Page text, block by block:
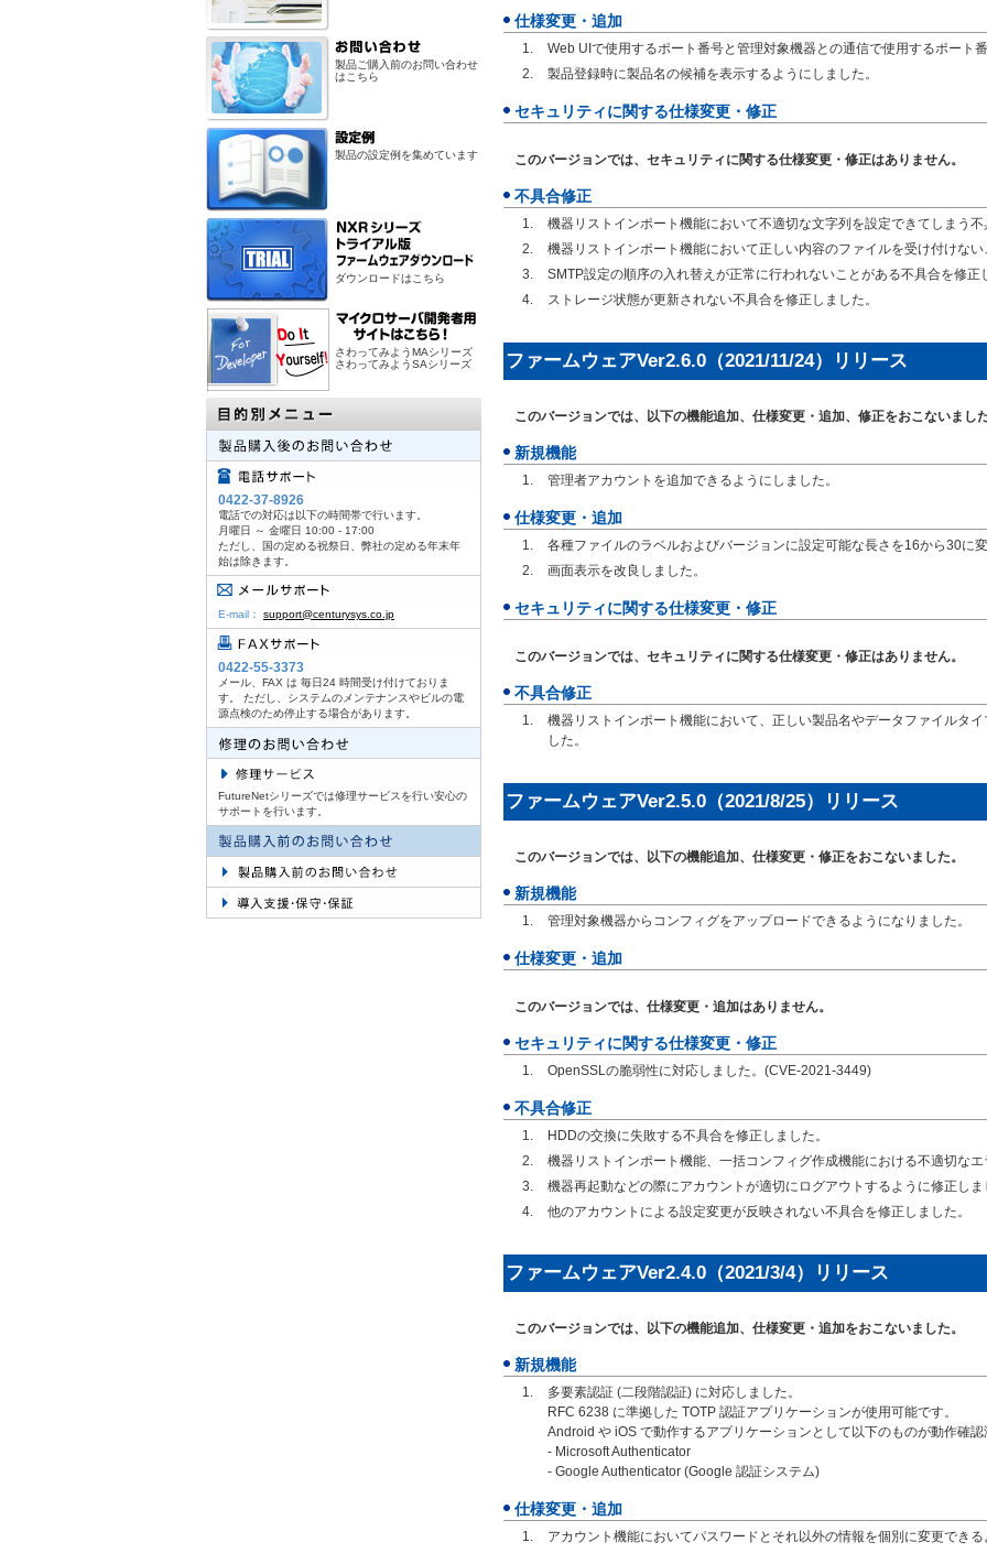
仕様変更・追加
Web UIで使用するポート番号と管理対象機器との通信で使用するポート
製品登録時に製品名の候補を表示するようにしました。
セキュリティに関する仕様変更・修正
このバージョンでは、セキュリティに関する仕様変更・修正はありません。
不具合修正
機器リストインポート機能において不適切な文字列を設定できてしまう不
機器リストインポート機能において正しい内容のファイルを受け付けない
SMTP設定の順序の入れ替えが正常に行われないことがある不具合を修正
ストレージ状態が更新されない不具合を修正しました。
ファームウェアVer2.6.0（2021/11/24）リリース
このバージョンでは、以下の機能追加、仕様変更・追加、修正をおこないました
新規機能
管理者アカウントを追加できるようにしました。
仕様変更・追加
各種ファイルのラベルおよびバージョンに設定可能な長さを16から30に変
画面表示を改良しました。
セキュリティに関する仕様変更・修正
このバージョンでは、セキュリティに関する仕様変更・修正はありません。
不具合修正
機器リストインポート機能において、正しい製品名やデータファイルタ
した。
ファームウェアVer2.5.0（2021/8/25）リリース
このバージョンでは、以下の機能追加、仕様変更・修正をおこないました。
新規機能
管理対象機器からコンフィグをアップロードできるようになりました。
仕様変更・追加
このバージョンでは、仕様変更・追加はありません。
セキュリティに関する仕様変更・修正
OpenSSLの脆弱性に対応しました。(CVE-2021-3449)
不具合修正
HDDの交換に失敗する不具合を修正しました。
機器リストインポート機能、一括コンフィグ作成機能における不適切なエ
機器再起動などの際にアカウントが適切にログアウトするように修正しま
他のアカウントによる設定変更が反映されない不具合を修正しました。
ファームウェアVer2.4.0（2021/3/4）リリース
このバージョンでは、以下の機能追加、仕様変更・追加をおこないました。
新規機能
多要素認証 (二段階認証) に対応しました。
RFC 6238 に準拠した TOTP 認証アプリケーションが使用可能です。
Android や iOS で動作するアプリケーションとして以下のものが動作確認
- Microsoft Authenticator
- Google Authenticator (Google 認証システム)
仕様変更・追加
アカウント機能においてパスワードとそれ以外の情報を個別に変更できる
製品ご購入前のお問い合わせ
はこちら
製品の設定例を集めています
ダウンロードはこちら
さわってみようMAシリーズ
さわってみようSAシリーズ
0422-37-8926
電話での対応は以下の時間帯で行います。
月曜日 ～ 金曜日 10:00 - 17:00
ただし、国の定める祝祭日、弊社の定める年末年
始は除きます。
E-mail： support@centurysys.co.jp
0422-55-3373
メール、FAX は 毎日24 時間受け付けておりま
す。 ただし、システムのメンテナンスやビルの電
源点検のため停止する場合があります。
FutureNetシリーズでは修理サービスを行い安心の
サポートを行います。